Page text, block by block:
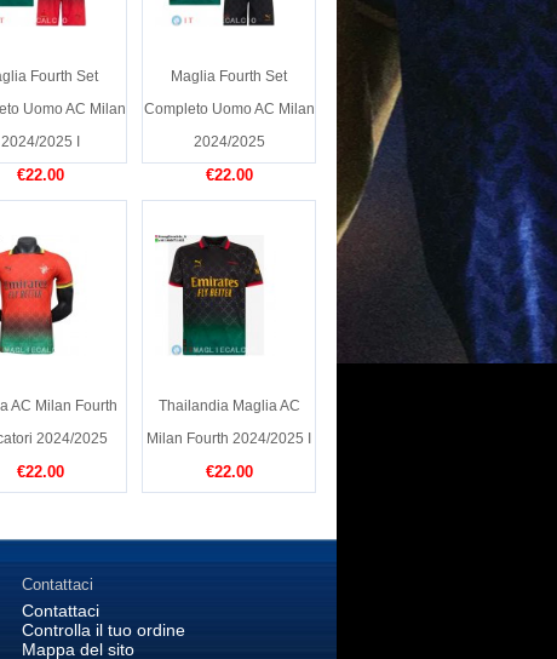
Fourth Set
Uomo AC Milan
2024/2025 I
€22.00
Maglia Fourth Set
Completo Uomo AC Milan
2024/2025
€22.00
AC Milan Fourth
2024/2025
€22.00
Thailandia Maglia AC
Milan Fourth 2024/2025 I
€22.00
Contattaci
Contattaci
Controlla il tuo ordine
Mappa del sito